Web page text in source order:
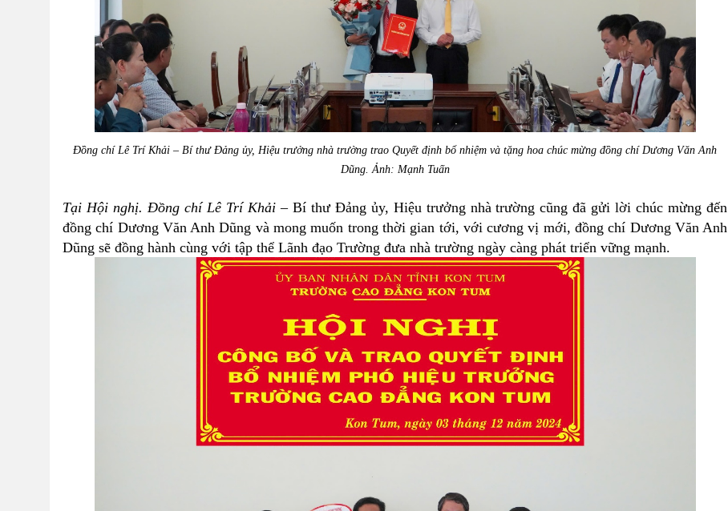
Đồng chí Lê Trí Khải – Bí thư Đảng ủy, Hiệu trưởng nhà trường trao Quyết định bổ nhiệm và tặng hoa chúc mừng đồng chí Dương Văn Anh
Dũng. Ảnh: Mạnh Tuấn
Tại Hội nghị. Đồng chí Lê Trí Khải– Bí thư Đảng ủy, Hiệu trưởng nhà trường cũng đã gửi lời chúc mừng đến
đồng chí Dương Văn Anh Dũng và mong muốn trong thời gian tới, với cương vị mới, đồng chí Dương Văn Anh
Dũng sẽ đồng hành cùng với tập thể Lãnh đạo Trường đưa nhà trường ngày càng phát triển vững mạnh.